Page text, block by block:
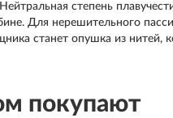
степень
Для нерешительного
станет опушка из нитей,
покупают